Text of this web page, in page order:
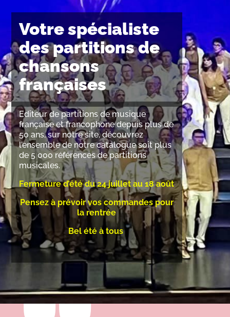
Votre spécialiste
des partitions de
chansons
françaises
Editeur de partitions de musique
française et francophone depuis plus de
50 ans, sur notre site, découvrez
l’ensemble de notre catalogue soit plus
de 5 000 références de partitions
musicales.
Fermeture d’été du 24 juillet au 18 août
Pensez à prévoir vos commandes pour
la rentrée
Bel été à tous